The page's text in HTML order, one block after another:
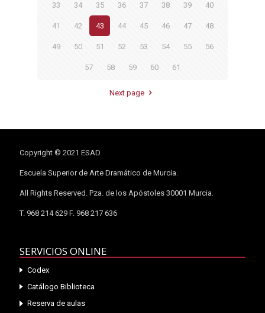
33 34 35 36 37 38 39 40
41 42 43 44 45 46 47 48
49 50 51 52 53 54 55 56
57 58 59 60 61
Next page
Copyright © 2021 ESAD
Escuela Superior de Arte Dramático de Murcia.
All Rights Reserved. Pza. de los Apóstoles 30001 Murcia.
T. 968 214 629 F. 968 217 636
SERVICIOS ONLINE
Codex
Catálogo Biblioteca
Reserva de aulas